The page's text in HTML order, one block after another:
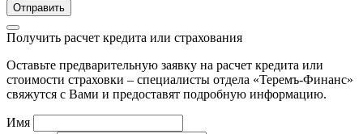
Отправить
Получить расчет кредита или страхования
Оставьте предварительную заявку на расчет кредита или
стоимости страховки – специалисты отдела «Теремъ-Финанс»
свяжутся с Вами и предоставят подробную информацию.
Имя